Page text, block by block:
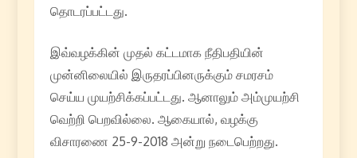
தொடரப்பட்டது.
இவ்வழக்கின் முதல் கட்டமாக நீதிபதியின்
முன்னிலையில் இருதரப்பினருக்கும் சமரசம்
செய்ய முயற்சிக்கப்பட்டது. ஆனாலும் அம்முயற்சி
வெற்றி பெறவில்லை. ஆகையால், வழக்கு
விசாரணை 25-9-2018 அன்று நடைபெற்றது.